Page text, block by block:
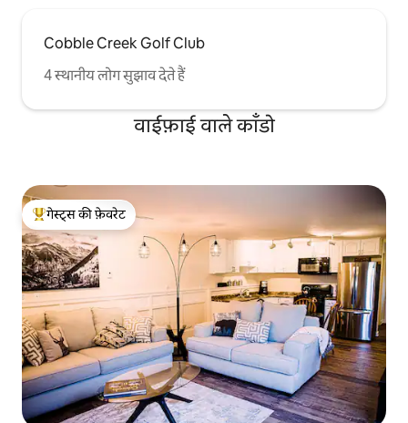
Cobble Creek Golf Club
4 स्थानीय लोग सुझाव देते हैं
वाईफ़ाई वाले काँडो
गेस्ट्स का टॉप फ़ेवरेट
गेस्ट्स की फ़ेवरेट